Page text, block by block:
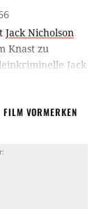
Jack Nicholson
Knast zu
Jack
FILM VORMERKEN